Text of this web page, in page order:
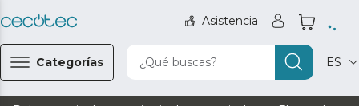
Asistencia
Categorías ¿Qué buscas? ES